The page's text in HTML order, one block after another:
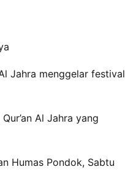
Jahra menggelar festival
Al Jahra yang
Humas Pondok, Sabtu